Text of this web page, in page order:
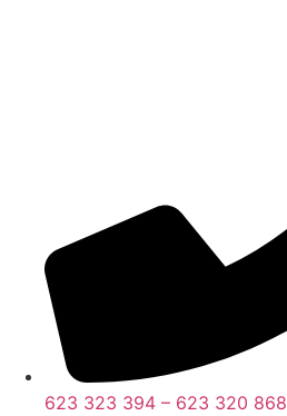
623 323 394 – 623 320 868